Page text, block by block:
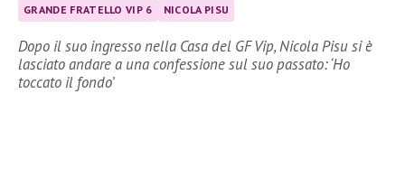
GRANDE FRATELLO VIP 6 NICOLA PISU
Dopo il suo ingresso nella Casa del GF Vip, Nicola Pisu si è
lasciato andare a una confessione sul suo passato: ‘Ho
toccato il fondo’